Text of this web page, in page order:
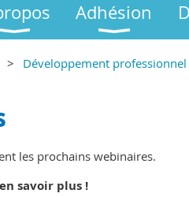
Adhésion
Développement professionnel
les prochains webinaires.
savoir plus !